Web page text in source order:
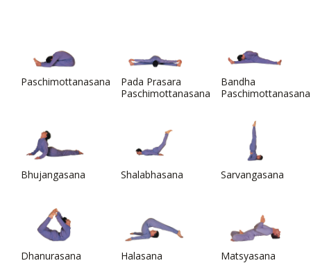
Paschimottanasana
Pada Prasara
Paschimottanasana
Bandha
Paschimottanasana
Bhujangasana Shalabhasana Sarvangasana
Dhanurasana Halasana Matsyasana